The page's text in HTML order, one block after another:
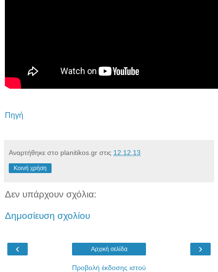
Πηγή
Αναρτήθηκε στο planitikos.gr στις 12.12.13
Κοινή χρήση
Δεν υπάρχουν σχόλια:
Δημοσίευση σχολίου
‹ ›
Αρχική σελίδα
Προβολή έκδοσης ιστού